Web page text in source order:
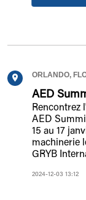
ORLANDO,
AED
Rencontrez
AED
15 au 17
machinerie
GRYB
2024-12-03 13:12